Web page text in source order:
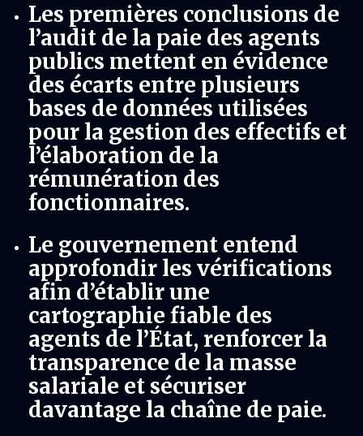
Les premières conclusions de
l’audit de la paie des agents
publics mettent en évidence
des écarts entre plusieurs
bases de données utilisées
pour la gestion des effectifs et
l’élaboration de la
rémunération des
fonctionnaires.
Le gouvernement entend
approfondir les vérifications
afin d’établir une
cartographie fiable des
agents de l’État, renforcer la
transparence de la masse
salariale et sécuriser
davantage la chaîne de paie.